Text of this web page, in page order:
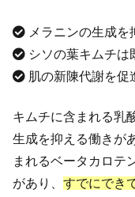
メラニンの生成を
シソの葉キムチは
肌の新陳代謝を促
キムチに含まれる乳
生成を抑える働きが
まれるベータカロテ
があり、 すでにでき